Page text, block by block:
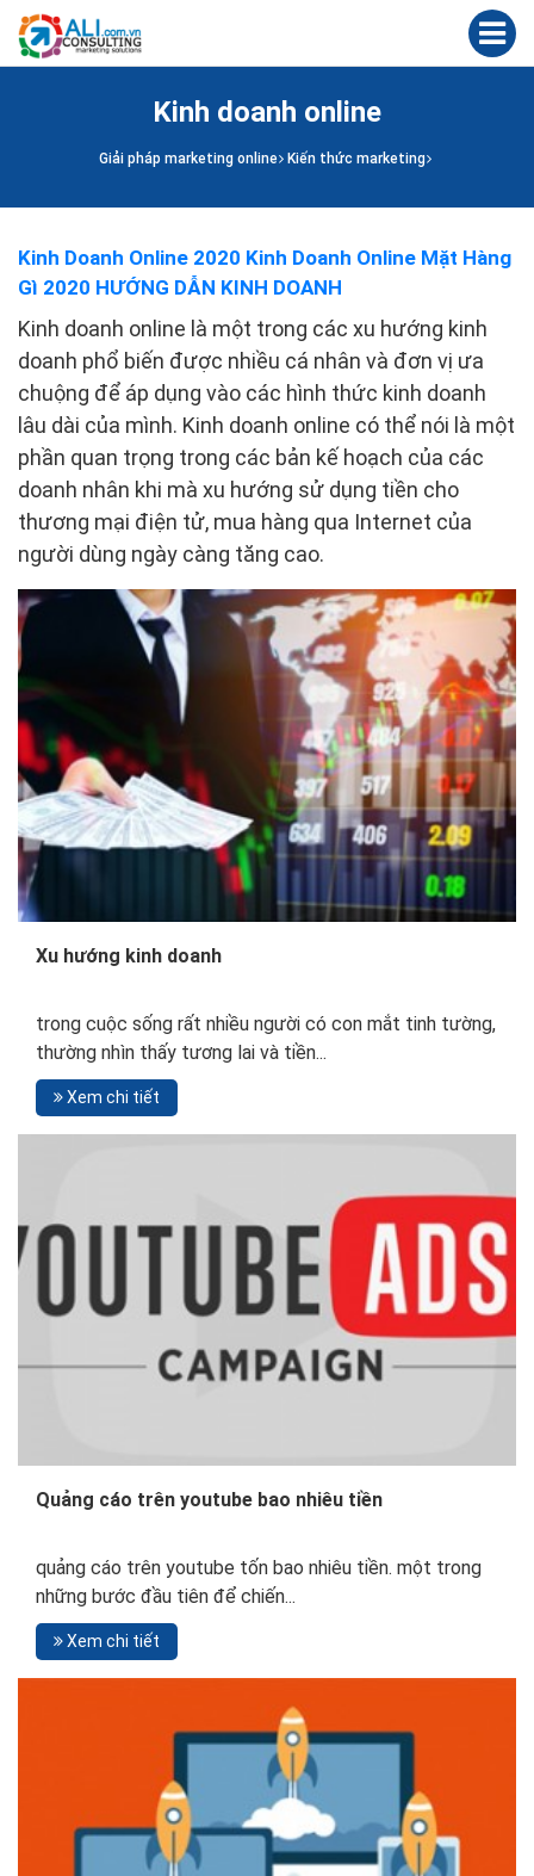
Kinh doanh online
Giải pháp marketing online Kiến thức marketing
Kinh Doanh Online 2020 Kinh Doanh Online Mặt Hàng
Gì 2020 HƯỚNG DẪN KINH DOANH
Kinh doanh online là một trong các xu hướng kinh
doanh phổ biến được nhiều cá nhân và đơn vị ưa
chuộng để áp dụng vào các hình thức kinh doanh
lâu dài của mình. Kinh doanh online có thể nói là một
phần quan trọng trong các bản kế hoạch của các
doanh nhân khi mà xu hướng sử dụng tiền cho
thương mại điện tử, mua hàng qua Internet của
người dùng ngày càng tăng cao.
Xu hướng kinh doanh
trong cuộc sống rất nhiều người có con mắt tinh tường,
thường nhìn thấy tương lai và tiền...
Xem chi tiết
Quảng cáo trên youtube bao nhiêu tiền
quảng cáo trên youtube tốn bao nhiêu tiền. một trong
những bước đầu tiên để chiến...
Xem chi tiết